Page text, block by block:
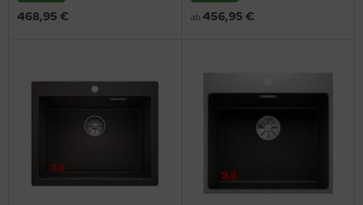
468,95 € ab 456,95 €